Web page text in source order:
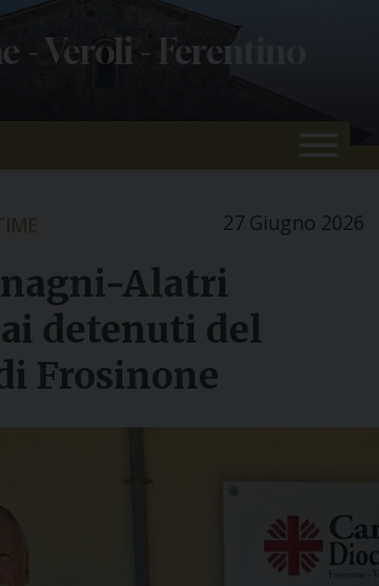
- Veroli - Ferentino
27 Giugno 2026
Alatri
detenuti del
Frosinone